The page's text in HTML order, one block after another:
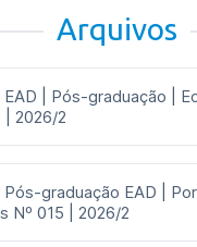
Arquivos
| Pós-graduação |
| 2026/2
graduação EAD |
Nº 015 | 2026/2